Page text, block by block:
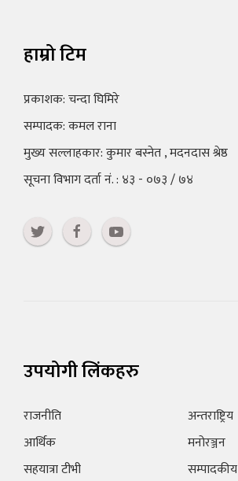
हाम्रो टिम
प्रकाशक: चन्दा घिमिरे
सम्पादक: कमल राना
मुख्य सल्लाहकार: कुमार बस्नेत , मदनदास श्रेष्ठ
सूचना विभाग दर्ता नं. : ४३ - ०७३ / ७४
उपयोगी लिंकहरु
राजनीति
आर्थिक
सहयात्रा टीभी
अन्तराष्ट्रिय
मनोरञ्जन
सम्पादकीय